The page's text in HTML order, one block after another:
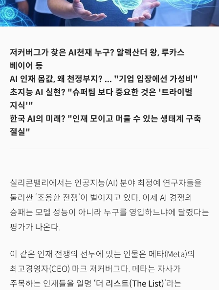
저커버그가 찾은 AI천재 누구? 알렉산더 왕, 루카스
베이어 등
AI 인재 몸값, 왜 천정부지? ... "기업 입장에선 가성비"
초지능 AI 실현? "슈퍼팀 보다 중요한 것은 '트라이벌
지식'"
한국 AI의 미래? "인재 모이고 머물 수 있는 생태계 구축
절실"
실리콘밸리에서는 인공지능(AI) 분야 최정예 연구자들을
둘러싼 ‘조용한 전쟁’이 벌어지고 있다. 이제 AI 경쟁의
승패는 모델 성능이 아니라 누구를 영입하느냐에 달렸다는
평가가 나온다.
이 같은 인재 전쟁의 선두에 있는 인물은 메타(Meta)의
최고경영자(CEO) 마크 저커버그다. 메타는 자사가
주목하는 인재들을 일명 ‘더 리스트(The List)’라는